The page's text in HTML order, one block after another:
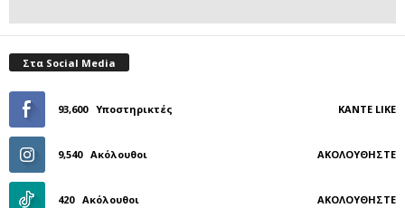
Στα Social Media
93,600 Υποστηρικτές ΚΆΝΤΕ LIKE
9,540 Ακόλουθοι ΑΚΟΛΟΥΘΉΣΤΕ
420 Ακόλουθοι ΑΚΟΛΟΥΘΉΣΤΕ